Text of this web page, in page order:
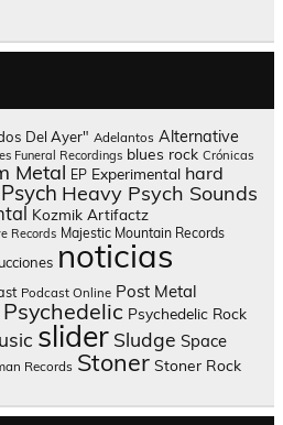
Del Ayer" Adelantos Alternative
Funeral Recordings blues rock Crónicas
Metal EP Experimental hard
Heavy Psych Sounds
Kozmik Artifactz
Records Majestic Mountain Records
noticias
Podcast Online Post Metal
Psychedelic Psychedelic Rock
slider Sludge Space
Records Stoner Stoner Rock